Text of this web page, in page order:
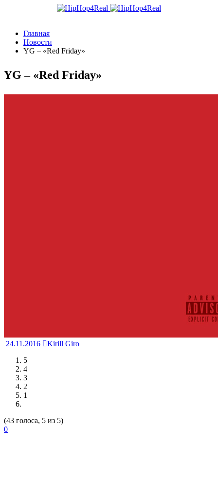
Главная
Новости
YG – «Red Friday»
YG – «Red Friday»
24.11.2016
Kirill Giro
5
4
3
2
1
(43 голоса, 5 из 5)
0